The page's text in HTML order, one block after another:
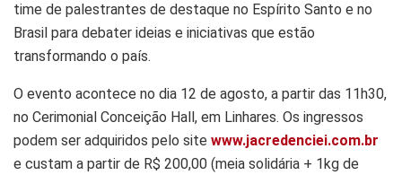
time de palestrantes de destaque no Espírito Santo e no
Brasil para debater ideias e iniciativas que estão
transformando o país.
O evento acontece no dia 12 de agosto, a partir das 11h30,
no Cerimonial Conceição Hall, em Linhares. Os ingressos
podem ser adquiridos pelo site www.jacredenciei.com.br
e custam a partir de R$ 200,00 (meia solidária + 1kg de